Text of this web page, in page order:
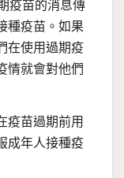
疫苗的消息傳
種疫苗。如果
在使用過期疫
情就會對他們
疫苗過期前用
成年人接種疫